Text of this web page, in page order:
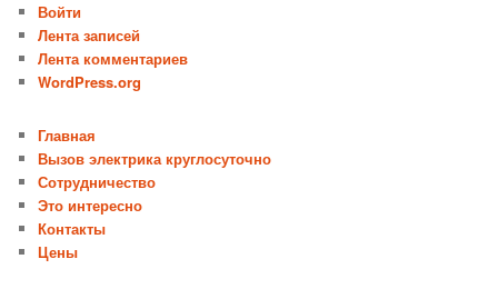
Войти
Лента записей
Лента комментариев
WordPress.org
Главная
Вызов электрика круглосуточно
Сотрудничество
Это интересно
Контакты
Цены